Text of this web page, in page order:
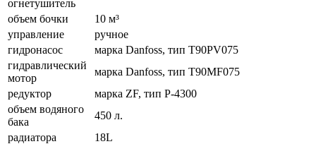
огнетушитель
объем бочки
10 м³
управление
ручное
гидронасос
марка Danfoss, тип T90PV075
гидравлический
мотор
марка Danfoss, тип T90MF075
редуктор
марка ZF, тип P-4300
объем водяного
бака
450 л.
радиатора
18L